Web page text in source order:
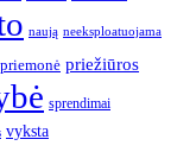
naują neeksploatuojama
priemonė priežiūros
sprendimai
vyksta